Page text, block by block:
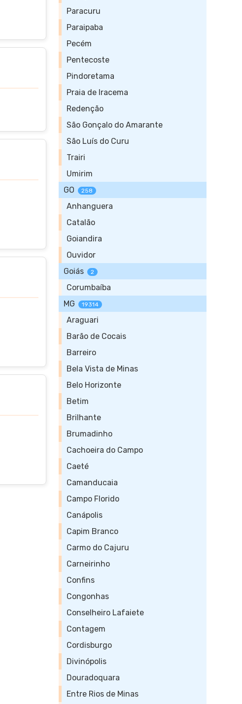
Paracuru
Paraipaba
Pecém
Pentecoste
Pindoretama
Praia de Iracema
Redenção
São Gonçalo do Amarante
São Luís do Curu
Trairi
Umirim
GO
258
Anhanguera
Catalão
Goiandira
Ouvidor
Goiás
2
Corumbaíba
MG
19314
Araguari
Barão de Cocais
Barreiro
Bela Vista de Minas
Belo Horizonte
Betim
Brilhante
Brumadinho
Cachoeira do Campo
Caeté
Camanducaia
Campo Florido
Canápolis
Capim Branco
Carmo do Cajuru
Carneirinho
Confins
Congonhas
Conselheiro Lafaiete
Contagem
Cordisburgo
Divinópolis
Douradoquara
Entre Rios de Minas